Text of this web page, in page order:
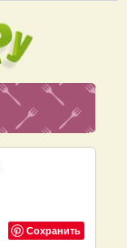
Сохранить